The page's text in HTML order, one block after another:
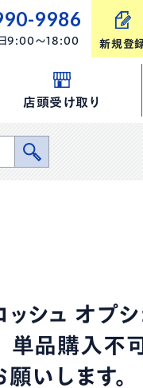
9986
日9:00～18:00 新規登
店頭受け取り
ッシュ オプ
品購入不可
願いします。